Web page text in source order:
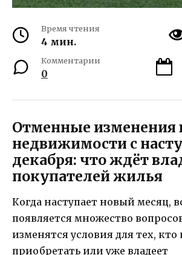
Время чтения
4 мин.
Комментарии
0
Отменные изменения
недвижимости с
декабря: что ждёт
покупателей жилья
Когда наступает новый месяц,
появляется множество
изменятся условия для тех, кто
приобретать или уже владеет